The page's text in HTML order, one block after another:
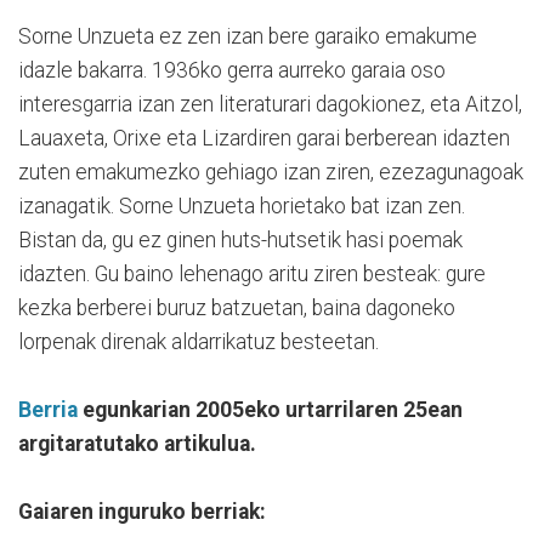
Sorne Unzueta ez zen izan bere garaiko emakume
idazle bakarra. 1936ko gerra aurreko garaia oso
interesgarria izan zen literaturari dagokionez, eta Aitzol,
Lauaxeta, Orixe eta Lizardiren garai berberean idazten
zuten emakumezko gehiago izan ziren, ezezagunagoak
izanagatik. Sorne Unzueta horietako bat izan zen.
Bistan da, gu ez ginen huts-hutsetik hasi poemak
idazten. Gu baino lehenago aritu ziren besteak: gure
kezka berberei buruz batzuetan, baina dagoneko
lorpenak direnak aldarrikatuz besteetan.
Berria egunkarian 2005eko urtarrilaren 25ean
argitaratutako artikulua.
Gaiaren inguruko berriak: